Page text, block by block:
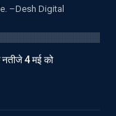
–Desh Digital
नतीजे 4 मई को